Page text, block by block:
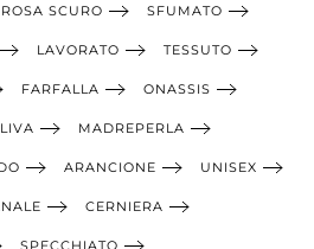
ROSA SCURO SFUMATO
LAVORATO TESSUTO
FARFALLA ONASSIS
MADREPERLA
ARANCIONE UNISEX
CERNIERA
SPECCHIATO